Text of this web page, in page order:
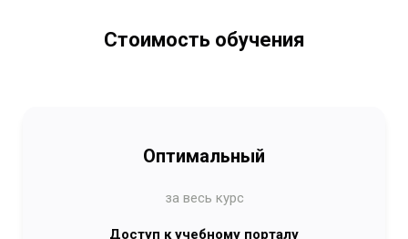
Стоимость обучения
Оптимальный
за весь курс
Доступ к учебному порталу